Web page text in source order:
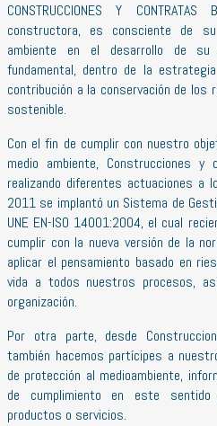
CONSTRUCCIONES Y
constructora, es consciente de
ambiente en el desarrollo de su
fundamental, dentro de la
contribución a la conservación de los
sostenible.
Con el fin de cumplir con nuestro
medio ambiente, Construcciones y
realizando diferentes actuaciones a
2011 se implantó un Sistema de
UNE EN-ISO 14001:2004, el cual
cumplir con la nueva versión de la
aplicar el pensamiento basado en
vida a todos nuestros procesos,
organización.
Por otra parte, desde
también hacemos partícipes a
de protección al medioambiente,
de cumplimiento en este
productos o servicios.